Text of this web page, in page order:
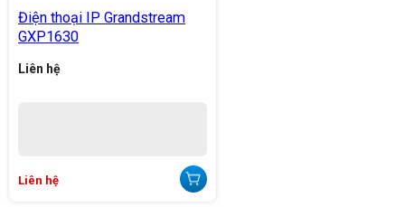
Điện thoại IP Grandstream
GXP1630
Liên hệ
Liên hệ